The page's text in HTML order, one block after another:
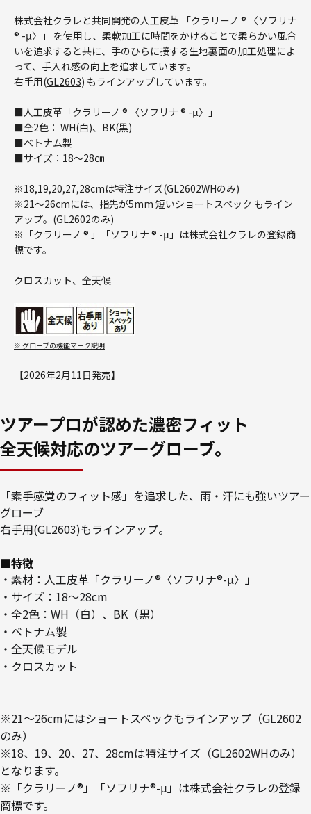
株式会社クラレと共同開発の人工皮革 「クラリーノ ® 〈ソフリナ
® -μ〉」 を使用し、柔軟加工に時間をかけることで柔らかい風合
いを追求すると共に、手のひらに接する生地裏面の加工処理によ
って、手入れ感の向上を追求しています。
右手用(GL2603) もラインアップしています。
■人工皮革「クラリーノ ® 〈ソフリナ ® -μ〉」
■全2色： WH(白)、BK(黒)
■ベトナム製
■サイズ：18～28㎝
※18,19,20,27,28cmは特注サイズ(GL2602WHのみ)
※21～26cmには、指先が5mm 短いショートスペック もライン
アップ。(GL2602のみ)
※「クラリーノ ® 」「ソフリナ ® -μ」は株式会社クラレの登録商
標です。
クロスカット、全天候
※ グローブの機能マーク説明
【2026年2月11日発売】
ツアープロが認めた濃密フィット
全天候対応のツアーグローブ。
「素手感覚のフィット感」を追求した、雨・汗にも強いツアー
グローブ
右手用(GL2603)もラインアップ。
■特徴
・素材：人工皮革「クラリーノ®〈ソフリナ®-μ〉」
・サイズ：18～28cm
・全2色：WH（白）、BK（黒）
・ベトナム製
・全天候モデル
・クロスカット
※21～26cmにはショートスペックもラインアップ（GL2602
のみ）
※18、19、20、27、28cmは特注サイズ（GL2602WHのみ）
となります。
※「クラリーノ®」「ソフリナ®-μ」は株式会社クラレの登録
商標です。